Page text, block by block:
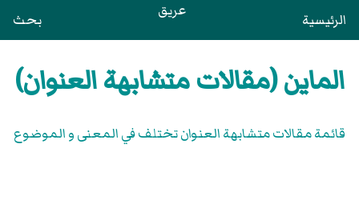
الرئيسية عريق بحث
الماين (مقالات متشابهة العنوان)
قائمة مقالات متشابهة العنوان تختلف في المعنى و الموضوع